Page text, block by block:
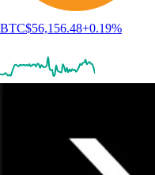
BTC$56,156.48+0.19%